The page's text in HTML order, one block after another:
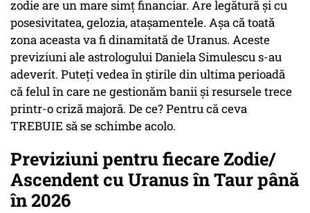
zodie are un mare simț financiar. Are legătură și cu
posesivitatea, gelozia, atașamentele. Așa că toată
zona aceasta va fi dinamitată de Uranus. Aceste
previziuni ale astrologului Daniela Simulescu s-au
adeverit. Puteți vedea în știrile din ultima perioadă
că felul în care ne gestionăm banii și resursele trece
printr-o criză majoră. De ce? Pentru că ceva
TREBUIE să se schimbe acolo.
Previziuni pentru fiecare Zodie/
Ascendent cu Uranus în Taur până
în 2026